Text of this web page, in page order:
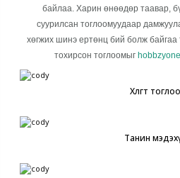
байлаа. Харин өнөөдөр таавар,
суурилсан тоглоомуудаар
хөгжих шинэ ертөнц бий болж байгаа
тохирсон тоглоомыг
Хөлөгт
Танин